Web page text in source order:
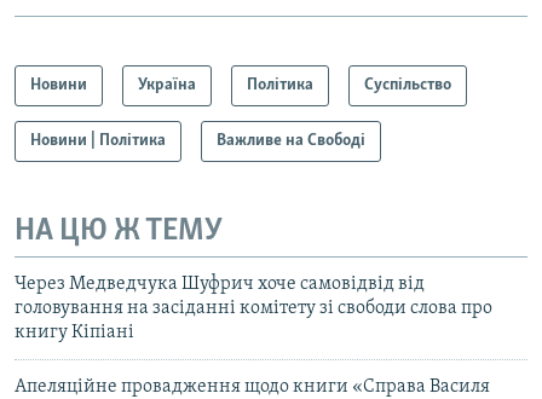
Новини Україна Політика Суспільство
Новини | Політика Важливе на Свободі
НА ЦЮ Ж ТЕМУ
Через Медведчука Шуфрич хоче самовідвід від
головування на засіданні комітету зі свободи слова про
книгу Кіпіані
Апеляційне провадження щодо книги «Справа Василя